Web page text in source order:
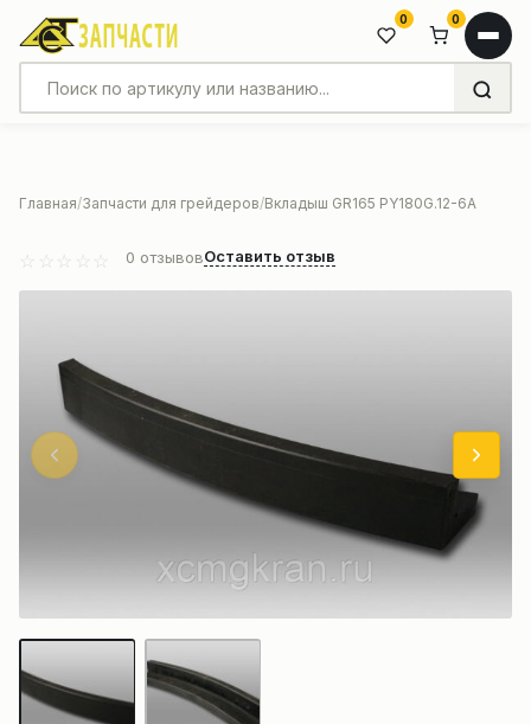
0 0
Главная Запчасти для грейдеров Вкладыш GR165 PY180G.12-6A
0 отзывовОставить отзыв